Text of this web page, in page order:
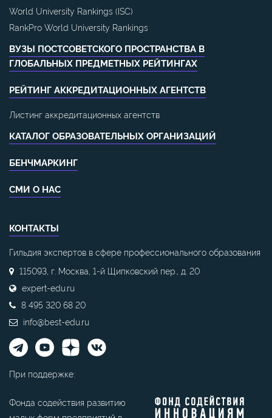
World University Rankings (ISC)
RankPro World University Rankings
ВУЗЫ ПОСТСОВЕТСКОГО ПРОСТРАНСТВА В
ГЛОБАЛЬНЫХ ПРЕДМЕТНЫХ РЕЙТИНГАХ
РЕЙТИНГ АККРЕДИТАЦИОННЫХ АГЕНТСТВ
Листинг аккредитационных агентств
КАТАЛОГ ОБРАЗОВАТЕЛЬНЫХ ОРГАНИЗАЦИЙ
БЕНЧМАРКИНГ
СМИ О НАС
КОНТАКТЫ
Гильдия экспертов в сфере профессионального образования
115093, г. Москва, 1-й Щипковский пер., д. 20
expert-edu.ru
8 495 320 68 20
info@best-edu.ru
При поддержке:
Фонда содействия развитию